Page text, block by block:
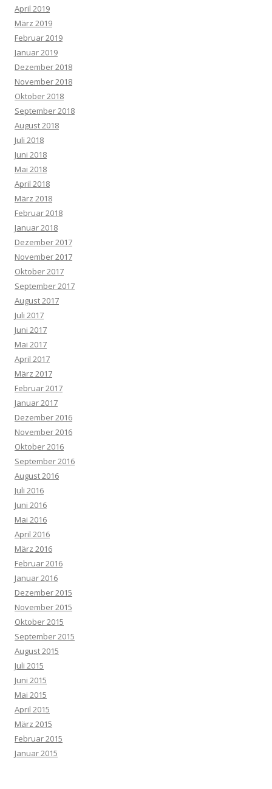
April 2019
März 2019
Februar 2019
Januar 2019
Dezember 2018
November 2018
Oktober 2018
September 2018
August 2018
Juli 2018
Juni 2018
Mai 2018
April 2018
März 2018
Februar 2018
Januar 2018
Dezember 2017
November 2017
Oktober 2017
September 2017
August 2017
Juli 2017
Juni 2017
Mai 2017
April 2017
März 2017
Februar 2017
Januar 2017
Dezember 2016
November 2016
Oktober 2016
September 2016
August 2016
Juli 2016
Juni 2016
Mai 2016
April 2016
März 2016
Februar 2016
Januar 2016
Dezember 2015
November 2015
Oktober 2015
September 2015
August 2015
Juli 2015
Juni 2015
Mai 2015
April 2015
März 2015
Februar 2015
Januar 2015